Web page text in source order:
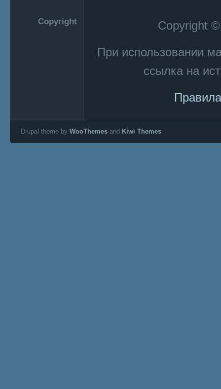
Copyright
Copyright
При использовании
ссылка на
Drupal theme by WooThemes and Kiwi Themes